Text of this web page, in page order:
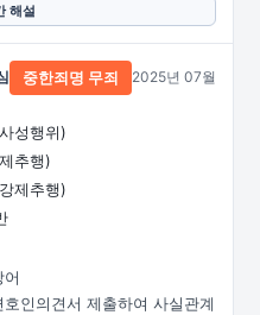
해설
성행위)
추행)
제추행)
중한죄명 무죄 2025년 07월
인의견서 제출하여 사실관계